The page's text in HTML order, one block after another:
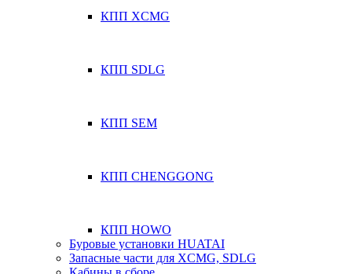
КПП XCMG
КПП SDLG
КПП SEM
КПП CHENGGONG
КПП HOWO
Буровые установки HUATAI
Запасные части для XCMG, SDLG